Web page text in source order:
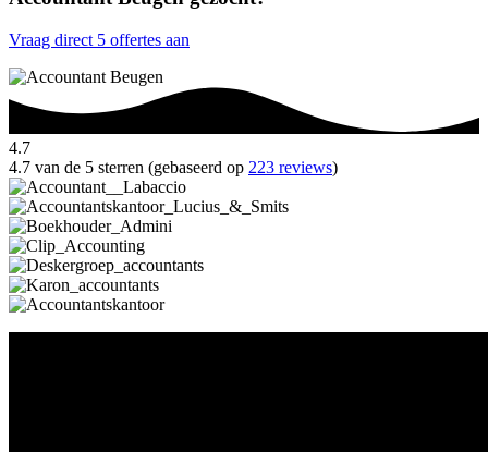
Vraag direct 5 offertes aan
4.7
4.7 van de 5 sterren (gebaseerd op 223 reviews)